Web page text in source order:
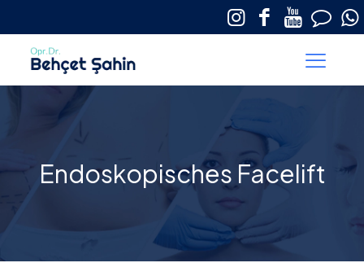
Endoskopisches Facelift